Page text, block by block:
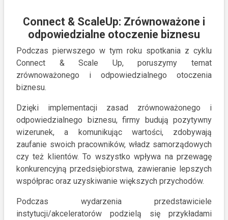
Connect & ScaleUp: Zrównoważone i
odpowiedzialne otoczenie biznesu
Podczas pierwszego w tym roku spotkania z cyklu
Connect & Scale Up, poruszymy temat
zrównoważonego i odpowiedzialnego otoczenia
biznesu.
Dzięki implementacji zasad zrównoważonego i
odpowiedzialnego biznesu, firmy budują pozytywny
wizerunek, a komunikując wartości, zdobywają
zaufanie swoich pracowników, władz samorządowych
czy też klientów. To wszystko wpływa na przewagę
konkurencyjną przedsiębiorstwa, zawieranie lepszych
współprac oraz uzyskiwanie większych przychodów.
Podczas wydarzenia przedstawiciele
instytucji/akceleratorów podzielą się przykładami